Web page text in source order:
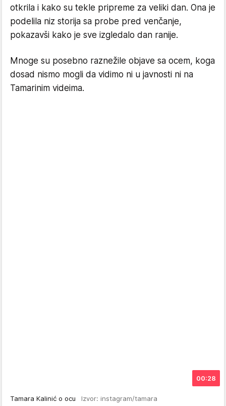
otkrila i kako su tekle pripreme za veliki dan. Ona je
podelila niz storija sa probe pred venčanje,
pokazavši kako je sve izgledalo dan ranije.
Mnoge su posebno raznežile objave sa ocem, koga
dosad nismo mogli da vidimo ni u javnosti ni na
Tamarinim videima.
00:28
Tamara Kalinić o ocu Izvor: instagram/tamara